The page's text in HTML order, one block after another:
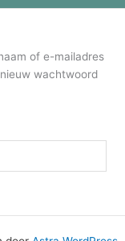
of e-mailadres
wachtwoord